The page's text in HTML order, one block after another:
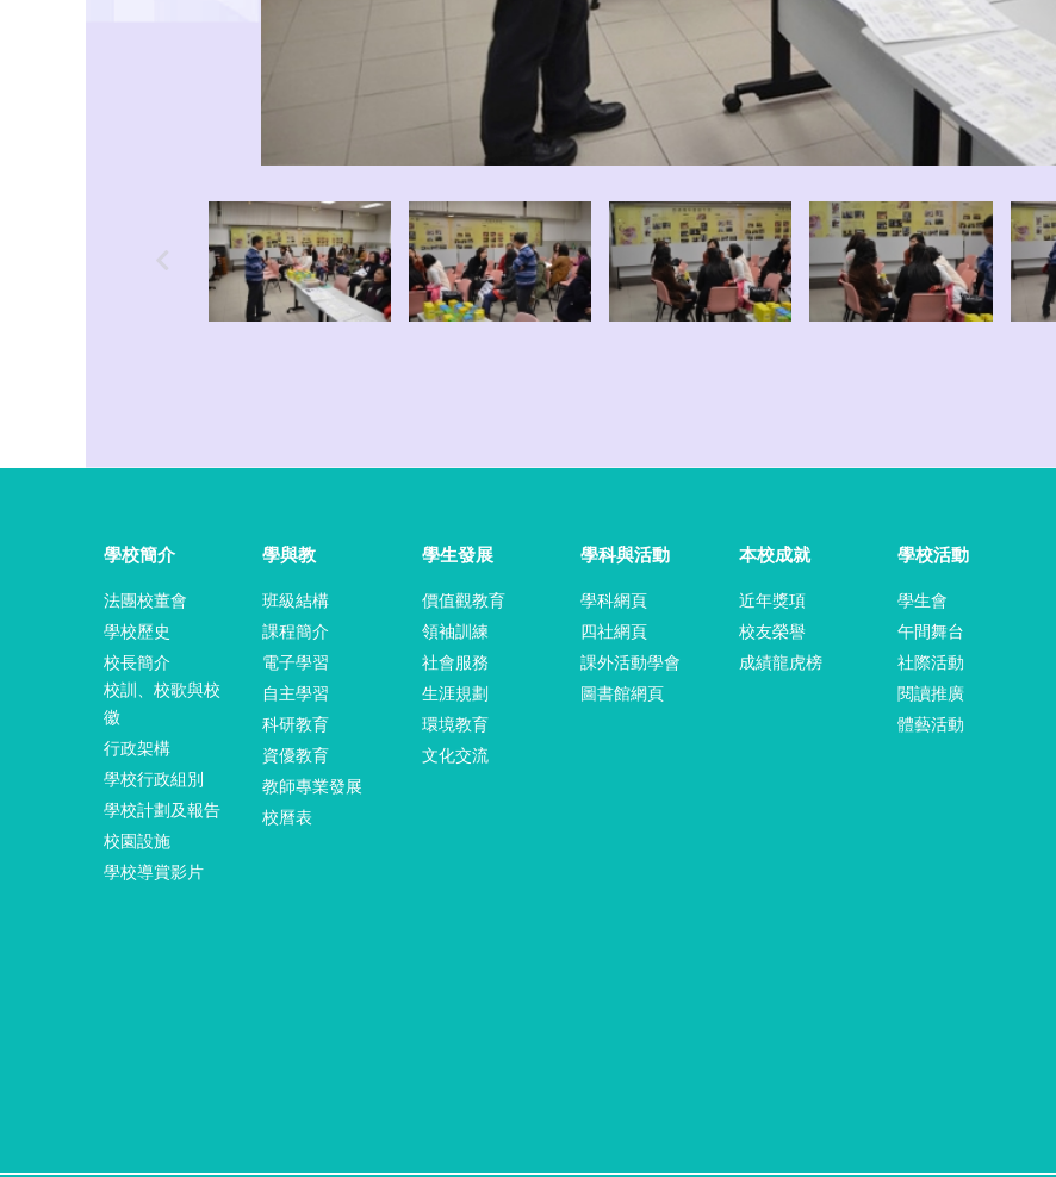
學校簡介
法團校董會
學校歷史
校長簡介
校訓、校歌與校
徽
行政架構
學校行政組別
學校計劃及報告
校園設施
學校導賞影片
學與教
班級結構
課程簡介
電子學習
自主學習
科研教育
資優教育
教師專業發展
校曆表
學生發展
價值觀教育
領袖訓練
社會服務
生涯規劃
環境教育
文化交流
學科與活動
學科網頁
四社網頁
課外活動學會
圖書館網頁
本校成就
近年獎項
校友榮譽
成績龍虎榜
學校活動
學生會
午間舞台
社際活動
閱讀推廣
體藝活動